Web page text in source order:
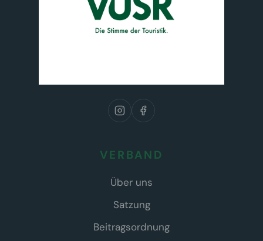
VERBAND
Über uns
Satzung
Beitragsordnung